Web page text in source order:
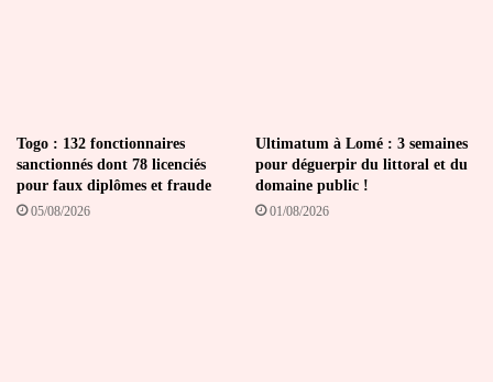
Togo : 132 fonctionnaires
sanctionnés dont 78 licenciés
pour faux diplômes et fraude
05/08/2026
Ultimatum à Lomé : 3 semaines
pour déguerpir du littoral et du
domaine public !
01/08/2026